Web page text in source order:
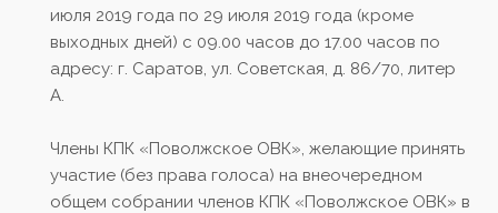
июля 2019 года по 29 июля 2019 года (кроме
выходных дней) с 09.00 часов до 17.00 часов по
адресу: г. Саратов, ул. Советская, д. 86/70, литер
А.
Члены КПК «Поволжское ОВК», желающие принять
участие (без права голоса) на внеочередном
общем собрании членов КПК «Поволжское ОВК» в